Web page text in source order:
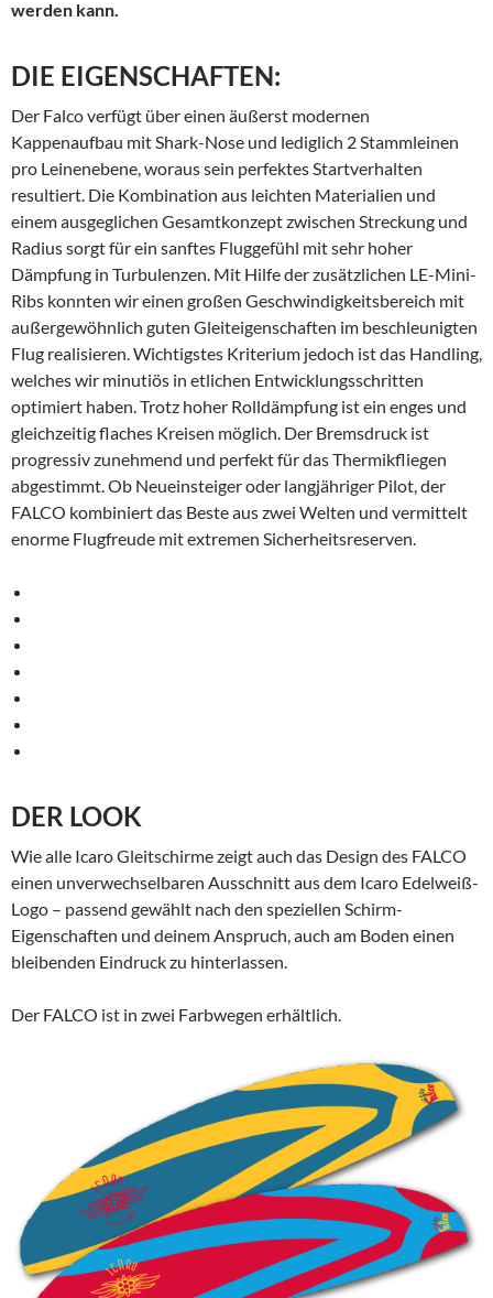
werden kann.
DIE EIGENSCHAFTEN:
Der Falco verfügt über einen äußerst modernen
Kappenaufbau mit Shark-Nose und lediglich 2 Stammleinen
pro Leinenebene, woraus sein perfektes Startverhalten
resultiert. Die Kombination aus leichten Materialien und
einem ausgeglichen Gesamtkonzept zwischen Streckung und
Radius sorgt für ein sanftes Fluggefühl mit sehr hoher
Dämpfung in Turbulenzen. Mit Hilfe der zusätzlichen LE-Mini-
Ribs konnten wir einen großen Geschwindigkeitsbereich mit
außergewöhnlich guten Gleiteigenschaften im beschleunigten
Flug realisieren. Wichtigstes Kriterium jedoch ist das Handling,
welches wir minutiös in etlichen Entwicklungsschritten
optimiert haben. Trotz hoher Rolldämpfung ist ein enges und
gleichzeitig flaches Kreisen möglich. Der Bremsdruck ist
progressiv zunehmend und perfekt für das Thermikfliegen
abgestimmt. Ob Neueinsteiger oder langjähriger Pilot, der
FALCO kombiniert das Beste aus zwei Welten und vermittelt
enorme Flugfreude mit extremen Sicherheitsreserven.
DER LOOK
Wie alle Icaro Gleitschirme zeigt auch das Design des FALCO
einen unverwechselbaren Ausschnitt aus dem Icaro Edelweiß-
Logo – passend gewählt nach den speziellen Schirm-
Eigenschaften und deinem Anspruch, auch am Boden einen
bleibenden Eindruck zu hinterlassen.
Der FALCO ist in zwei Farbwegen erhältlich.